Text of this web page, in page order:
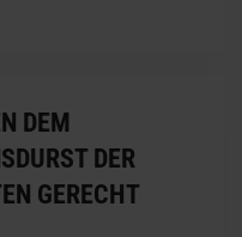
DEM
DER
GERECHT